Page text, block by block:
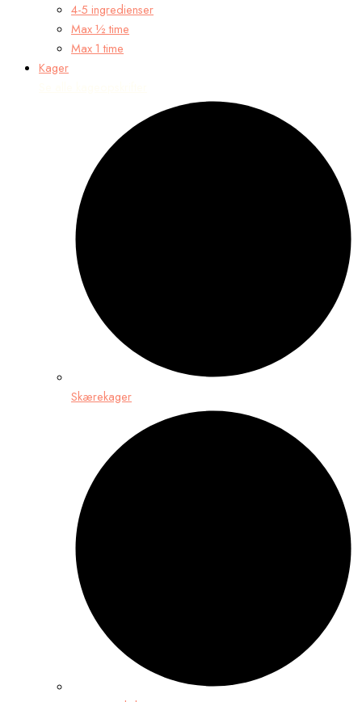
4-5 ingredienser
Max ½ time
Max 1 time
Kager
Skærekager